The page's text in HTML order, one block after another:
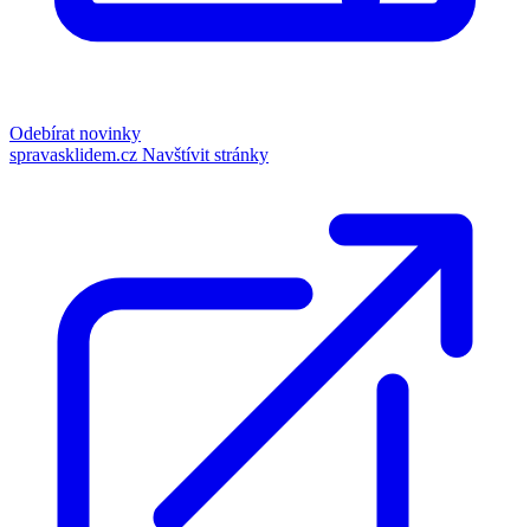
Odebírat novinky
spravasklidem.cz Navštívit stránky